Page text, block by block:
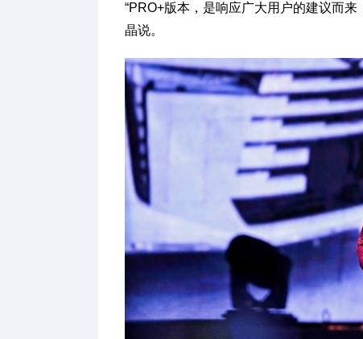
“PRO+版本，是响应广大用户的建议而
晶说。